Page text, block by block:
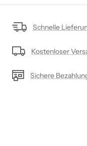
Schnelle
Kostenloser
Sichere